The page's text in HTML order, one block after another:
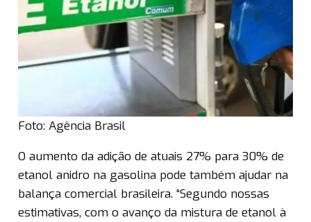
Foto: Agência Brasil
O aumento da adição de atuais 27% para 30% de
etanol anidro na gasolina pode também ajudar na
balança comercial brasileira. “Segundo nossas
estimativas, com o avanço da mistura de etanol à